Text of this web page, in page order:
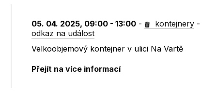
05. 04. 2025, 09:00 - 13:00 - kontejnery -
odkaz na událost
Velkoobjemový kontejner v ulici Na Vartě
Přejít na více informací